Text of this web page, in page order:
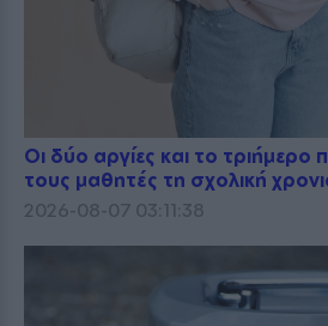
Οι δύο αργίες και το τριήμερο
τους μαθητές τη σχολική
2026-08-07 03:11:38